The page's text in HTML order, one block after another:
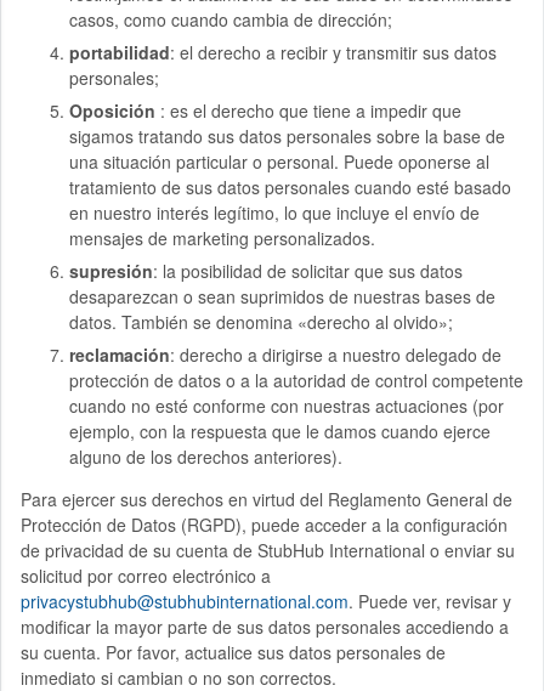
casos, como cuando cambia de dirección;
portabilidad: el derecho a recibir y transmitir sus datos
personales;
Oposición : es el derecho que tiene a impedir que
sigamos tratando sus datos personales sobre la base de
una situación particular o personal. Puede oponerse al
tratamiento de sus datos personales cuando esté basado
en nuestro interés legítimo, lo que incluye el envío de
mensajes de marketing personalizados.
supresión: la posibilidad de solicitar que sus datos
desaparezcan o sean suprimidos de nuestras bases de
datos. También se denomina «derecho al olvido»;
reclamación: derecho a dirigirse a nuestro delegado de
protección de datos o a la autoridad de control competente
cuando no esté conforme con nuestras actuaciones (por
ejemplo, con la respuesta que le damos cuando ejerce
alguno de los derechos anteriores).
Para ejercer sus derechos en virtud del Reglamento General de
Protección de Datos (RGPD), puede acceder a la configuración
de privacidad de su cuenta de StubHub International o enviar su
solicitud por correo electrónico a
privacystubhub@stubhubinternational.com. Puede ver, revisar y
modificar la mayor parte de sus datos personales accediendo a
su cuenta. Por favor, actualice sus datos personales de
inmediato si cambian o no son correctos.